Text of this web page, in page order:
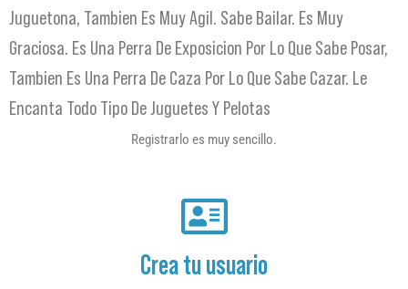
Juguetona, Tambien Es Muy Agil. Sabe Bailar. Es Muy
Graciosa. Es Una Perra De Exposicion Por Lo Que Sabe Posar,
Tambien Es Una Perra De Caza Por Lo Que Sabe Cazar. Le
Encanta Todo Tipo De Juguetes Y Pelotas
Registrarlo es muy sencillo.
Crea tu usuario